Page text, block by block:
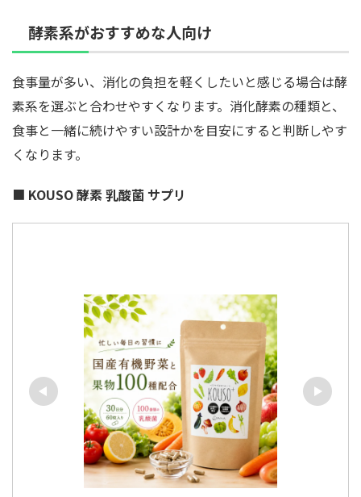
酵素系がおすすめな人向け
食事量が多い、消化の負担を軽くしたいと感じる場合は酵
素系を選ぶと合わせやすくなります。消化酵素の種類と、
食事と一緒に続けやすい設計かを目安にすると判断しやす
くなります。
■ KOUSO 酵素 乳酸菌 サプリ